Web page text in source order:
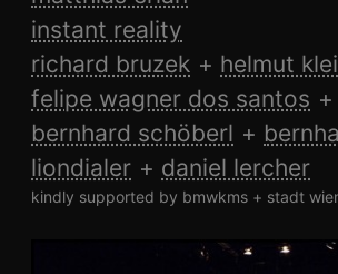
instant reality
richard bruzek
helmut
felipe wagner dos santos
bernhard schöberl
liondialer
daniel lercher
kindly supported by bmwkms + stadt